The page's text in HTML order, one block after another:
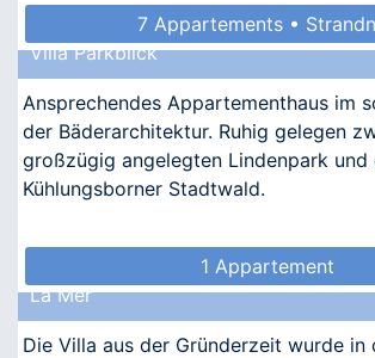
7 Appartements •
Villa Parkblick
Ansprechendes Appartementhaus im
der Bäderarchitektur. Ruhig gelegen
großzügig angelegten Lindenpark und
Kühlungsborner Stadtwald.
1 Appartement
La Mer
Die Villa aus der Gründerzeit wurde in